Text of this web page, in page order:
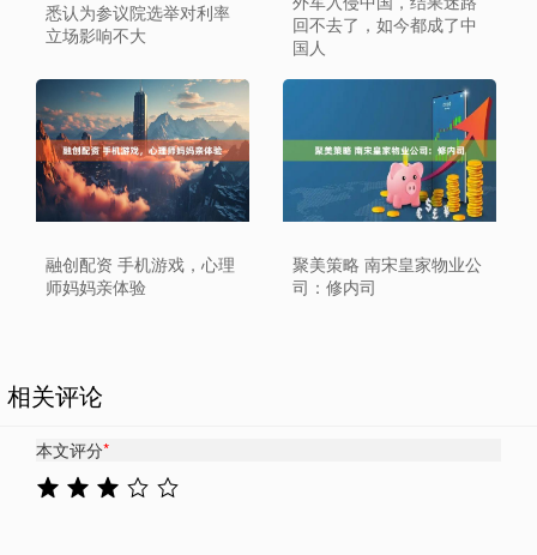
悉认为参议院选举对利率
立场影响不大
回不去了，如今都成了中
国人
融创配资 手机游戏，心理
师妈妈亲体验
聚美策略 南宋皇家物业公
司：修内司
相关评论
本文评分*